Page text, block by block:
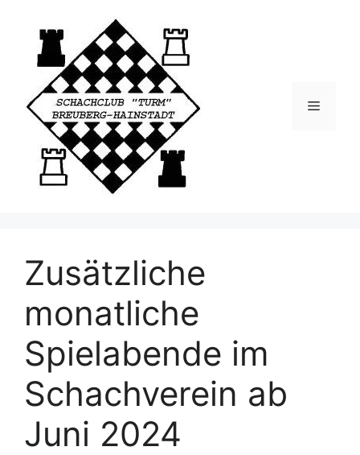
Zusätzliche
monatliche
Spielabende im
Schachverein ab
Juni 2024